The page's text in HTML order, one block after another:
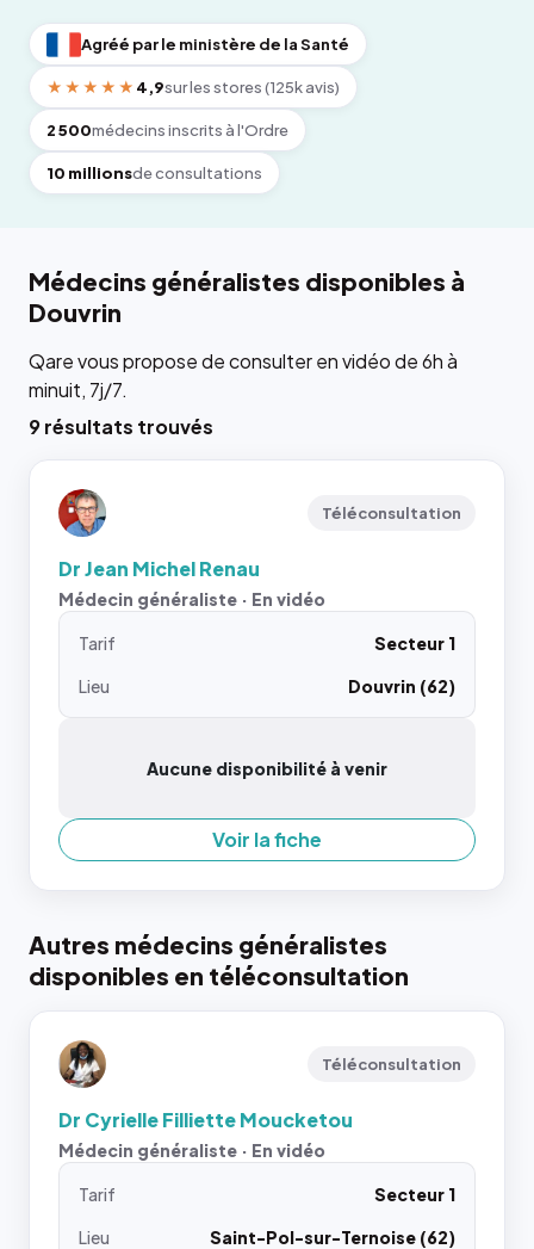
Agréé par le ministère de la Santé
★★★★★ 4,9sur les stores (125k avis)
2 500médecins inscrits à l'Ordre
10 millionsde consultations
Médecins généralistes disponibles à
Douvrin
Qare vous propose de consulter en vidéo de 6h à
minuit, 7j/7.
9 résultats trouvés
Téléconsultation
Dr Jean Michel Renau
Médecin généraliste · En vidéo
Tarif
Secteur 1
Lieu
Douvrin (62)
Aucune disponibilité à venir
Voir la fiche
Autres médecins généralistes
disponibles en téléconsultation
Téléconsultation
Dr Cyrielle Filliette Moucketou
Médecin généraliste · En vidéo
Tarif
Secteur 1
Lieu
Saint-Pol-sur-Ternoise (62)